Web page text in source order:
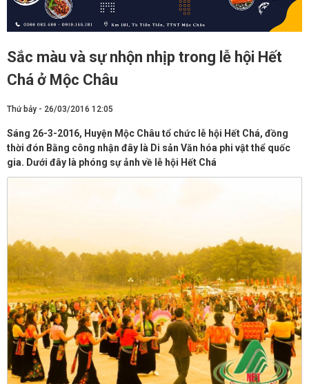
Sắc màu và sự nhộn nhịp trong lễ hội Hết
Chá ở Mộc Châu
Thứ bảy - 26/03/2016 12:05
Sáng 26-3-2016, Huyện Mộc Châu tổ chức lễ hội Hết Chá, đồng
thời đón Bằng công nhận đây là Di sản Văn hóa phi vật thể quốc
gia. Dưới đây là phóng sự ảnh về lễ hội Hết Chá